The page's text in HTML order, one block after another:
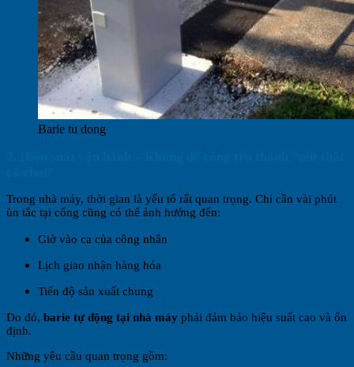
Barie tu dong
Trong nhà máy, thời gian là yếu tố rất quan trọng. Chỉ cần vài phút
ùn tắc tại cổng cũng có thể ảnh hưởng đến:
Giờ vào ca của công nhân
Lịch giao nhận hàng hóa
Tiến độ sản xuất chung
Do đó, barie tự động tại nhà máy phải đảm bảo hiệu suất cao và ổn
định.
Những yêu cầu quan trọng gồm: